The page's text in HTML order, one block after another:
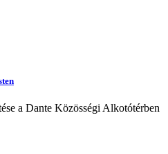
a Dante Közösségi Alkotótérben